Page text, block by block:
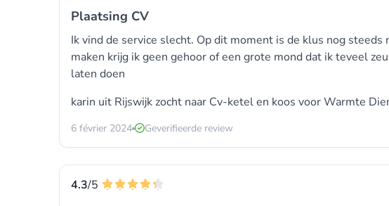
Plaatsing CV
Ik vind de service slecht. Op dit moment is de klus nog
maken krijg ik geen gehoor of een grote mond dat ik teveel
laten doen
karin uit Rijswijk zocht naar Cv-ketel en koos voorWarmte
6 février 2024 Geverifieerde review
4.3/5